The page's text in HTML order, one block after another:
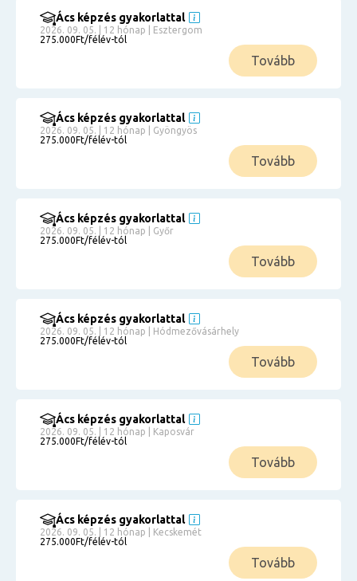
Ács képzés gyakorlattal
2026. 09. 05. | 12 hónap | Esztergom
275.000Ft/félév-tól
Tovább
Ács képzés gyakorlattal
2026. 09. 05. | 12 hónap | Gyöngyös
275.000Ft/félév-tól
Tovább
Ács képzés gyakorlattal
2026. 09. 05. | 12 hónap | Győr
275.000Ft/félév-tól
Tovább
Ács képzés gyakorlattal
2026. 09. 05. | 12 hónap | Hódmezővásárhely
275.000Ft/félév-tól
Tovább
Ács képzés gyakorlattal
2026. 09. 05. | 12 hónap | Kaposvár
275.000Ft/félév-tól
Tovább
Ács képzés gyakorlattal
2026. 09. 05. | 12 hónap | Kecskemét
275.000Ft/félév-tól
Tovább